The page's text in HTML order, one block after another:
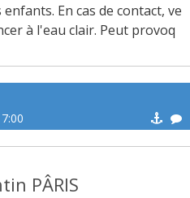
En cas de contact, ve
à l'eau clair. Peut provoq
PÂRIS